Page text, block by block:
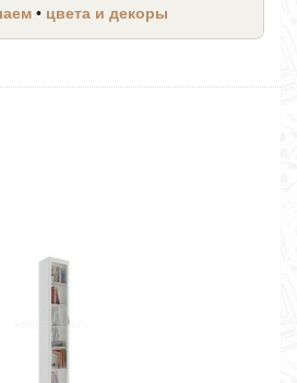
• цвета и декоры